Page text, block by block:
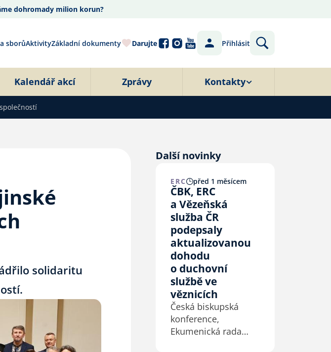
dohromady milion korun?
sborůAktivityZákladní dokumenty Darujte Přihlásit
Kalendář akcí Zprávy Kontakty
solidaritu
Další novinky
ERC před 1 měsícem
ČBK, ERC
a Vězeňská
služba ČR
podepsaly
aktualizovanou
dohodu
o duchovní
službě ve
věznicích
Česká biskupská
konference,
Ekumenická rada